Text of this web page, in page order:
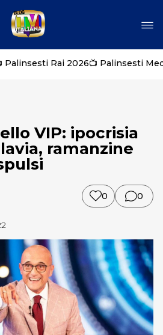
Palinsesti Rai 2026📺 Palinsesti
VIP: ipocrisia
ramanzine
0 0